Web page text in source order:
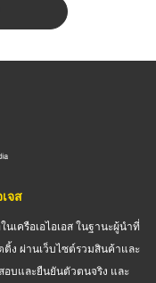
จส
เครือเอไอเอส ในฐานะผู้นำที่
ง ผ่านเว็บไซต์รวมสินค้าและ
อบและยืนยันตัวตนจริง และ